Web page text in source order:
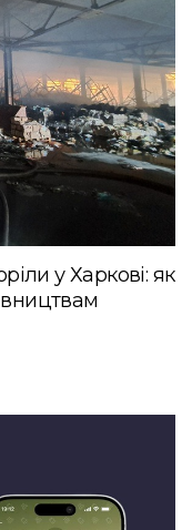
у Харкові: як